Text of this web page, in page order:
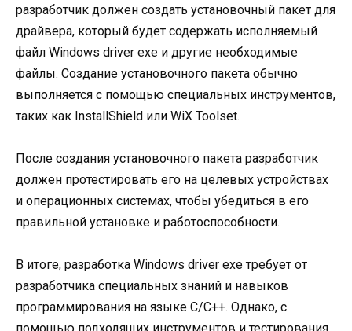
разработчик должен создать установочный пакет для
драйвера, который будет содержать исполняемый
файл Windows driver exe и другие необходимые
файлы. Создание установочного пакета обычно
выполняется с помощью специальных инструментов,
таких как InstallShield или WiX Toolset.
После создания установочного пакета разработчик
должен протестировать его на целевых устройствах
и операционных системах, чтобы убедиться в его
правильной установке и работоспособности.
В итоге, разработка Windows driver exe требует от
разработчика специальных знаний и навыков
программирования на языке C/C++. Однако, с